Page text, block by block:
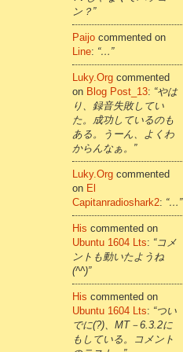
ン？”
Paijo commented on
Line: “…”
Luky.org commented
on Blog Post_13: “やは
り、録音失敗してい
た。成功しているのも
ある。うーん、よくわ
からんなぁ。”
Luky.org commented
on El
Capitanradioshark2: “…”
His commented on
Ubuntu 1604 Lts: “コメ
ントも動いたようね
(^^)”
His commented on
Ubuntu 1604 Lts: “つい
でに(?)、MT－6.3.2に
もしている。コメント